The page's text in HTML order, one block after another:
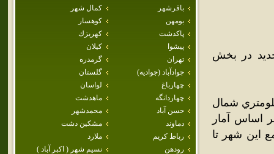
باقرشهر
كمال شهر
بومهن
كوهسار
پاكدشت
كهريزك
پيشوا
كيلان
تهران
گرمدره
جوادآباد (جواديه)
گلستان
چهارباغ
لواسان
چهاردانگه
ماهدشت
حسن آباد
محمدشهر
دماوند
مشكين دشت
رباط كريم
ملارد
رودهن
نسيم شهر ( اكبر آباد )
در بخش
جديد استان تهران است که در فاصله 20 کيلومتري شمال
اساس آمار
جامع اين شهر تا